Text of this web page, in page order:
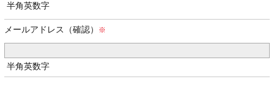
半角英数字
メールアドレス（確認）
半角英数字